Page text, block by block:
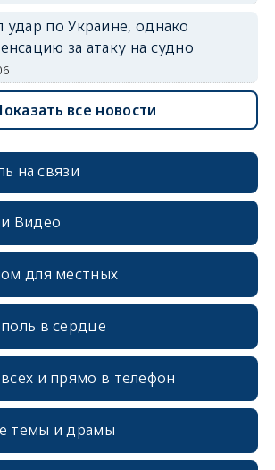
по Украине, однако
за атаку на судно
все новости
на связи
Видео
для местных
в сердце
и прямо в телефон
темы и драмы
erid: 2SDnjcrDNw6